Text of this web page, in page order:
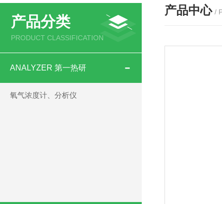
产品分类
PRODUCT CLASSIFICATION
ANALYZER 第一热研
氧气浓度计、分析仪
产品中心 /